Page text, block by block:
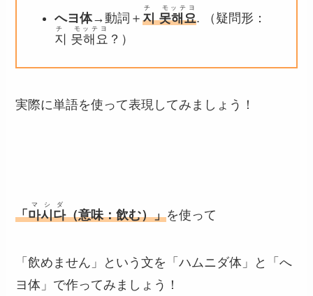
へヨ体→動詞＋지 못해요
チ モッテヨ
. （疑問形：
지 못해요
チ モッテヨ
？）
実際に単語を使って表現してみましょう！
「마시다
マシダ
（意味：飲む）」を使って
「飲めません」という文を「ハムニダ体」と「へ
ヨ体」で作ってみましょう！